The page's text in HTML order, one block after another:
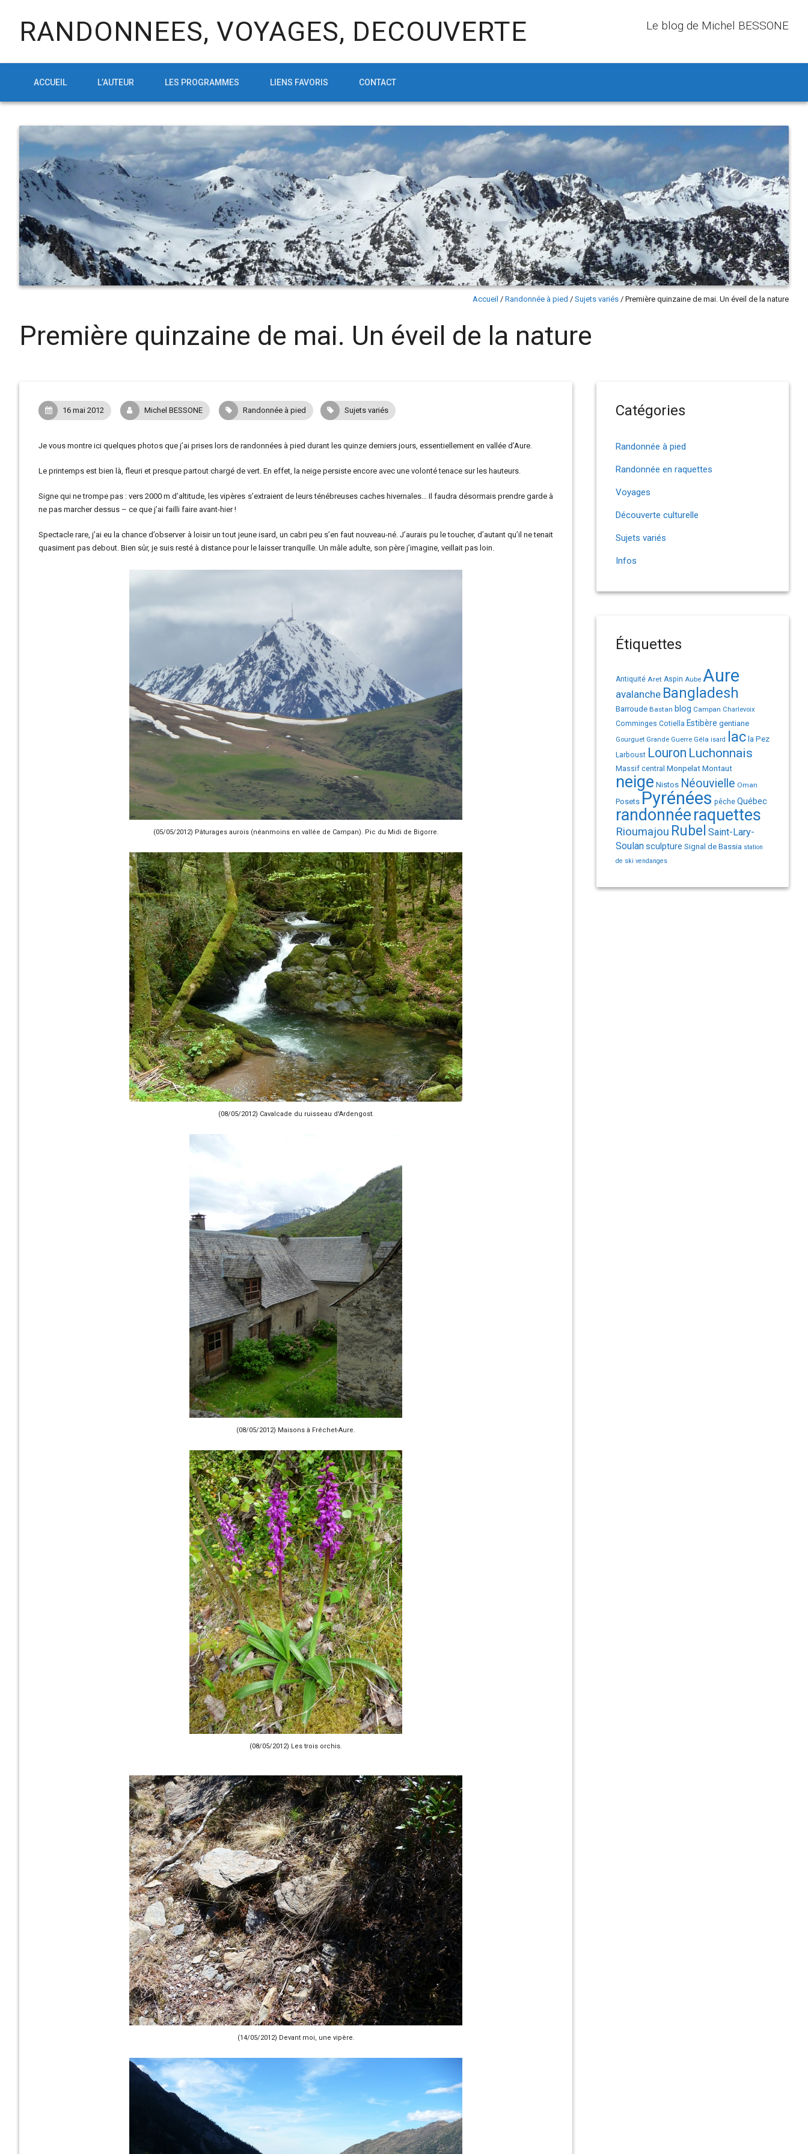
RANDONNEES, VOYAGES, DECOUVERTE Le blog de Michel BESSONE
ACCUEIL L’AUTEUR LES PROGRAMMES LIENS FAVORIS CONTACT
Accueil / Randonnée à pied / Sujets variés / Première quinzaine de mai. Un éveil de la nature
Première quinzaine de mai. Un éveil de la nature
16 mai 2012 Michel BESSONE Randonnée à pied Sujets variés
Je vous montre ici quelques photos que j’ai prises lors de randonnées à pied durant les quinze derniers jours, essentiellement en vallée d’Aure.
Le printemps est bien là, fleuri et presque partout chargé de vert. En effet, la neige persiste encore avec une volonté tenace sur les hauteurs.
Signe qui ne trompe pas : vers 2000 m d’altitude, les vipères s’extraient de leurs ténébreuses caches hivernales… Il faudra désormais prendre garde à
ne pas marcher dessus – ce que j’ai failli faire avant-hier !
Spectacle rare, j’ai eu la chance d’observer à loisir un tout jeune isard, un cabri peu s’en faut nouveau-né. J’aurais pu le toucher, d’autant qu’il ne tenait
quasiment pas debout. Bien sûr, je suis resté à distance pour le laisser tranquille. Un mâle adulte, son père j’imagine, veillait pas loin.
(05/05/2012) Pâturages aurois (néanmoins en vallée de Campan). Pic du Midi de Bigorre.
(08/05/2012) Cavalcade du ruisseau d'Ardengost.
(08/05/2012) Maisons à Fréchet-Aure.
(08/05/2012) Les trois orchis.
(14/05/2012) Devant moi, une vipère.
Catégories
Randonnée à pied
Randonnée en raquettes
Voyages
Découverte culturelle
Sujets variés
Infos
Étiquettes
Antiquité Aret Aspin Aube Aure
avalanche Bangladesh
Barroude Bastan blog Campan Charlevoix
Comminges Cotiella Estibère gentiane
Gourguet Grande Guerre Géla isard lac la Pez
Larboust Louron Luchonnais
Massif central MonpelatMontaut
neige Nistos Néouvielle Oman
Posets Pyrénées pêche Québec
randonnéeraquettes
Rioumajou Rubel Saint-Lary-
Soulansculpture Signal de Bassia station
de ski vendanges